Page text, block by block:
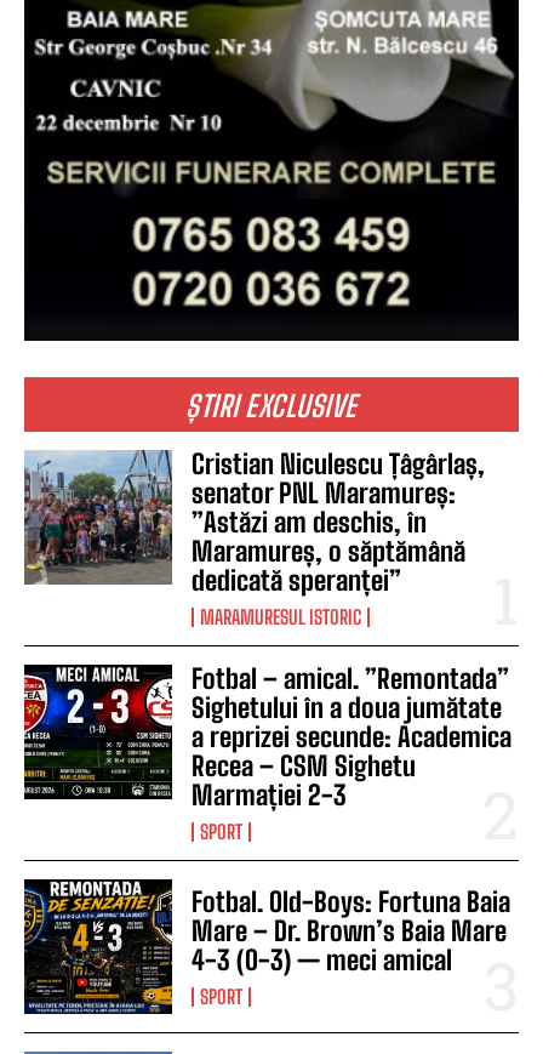
ȘTIRI EXCLUSIVE
Cristian Niculescu Țâgârlaș,
senator PNL Maramureș:
”Astăzi am deschis, în
Maramureș, o săptămână
dedicată speranței”
MARAMURESUL ISTORIC
Fotbal – amical. ”Remontada”
Sighetului în a doua jumătate
a reprizei secunde: Academica
Recea – CSM Sighetu
Marmației 2-3
SPORT
Fotbal. Old-Boys: Fortuna Baia
Mare – Dr. Brown’s Baia Mare
4-3 (0-3) — meci amical
SPORT